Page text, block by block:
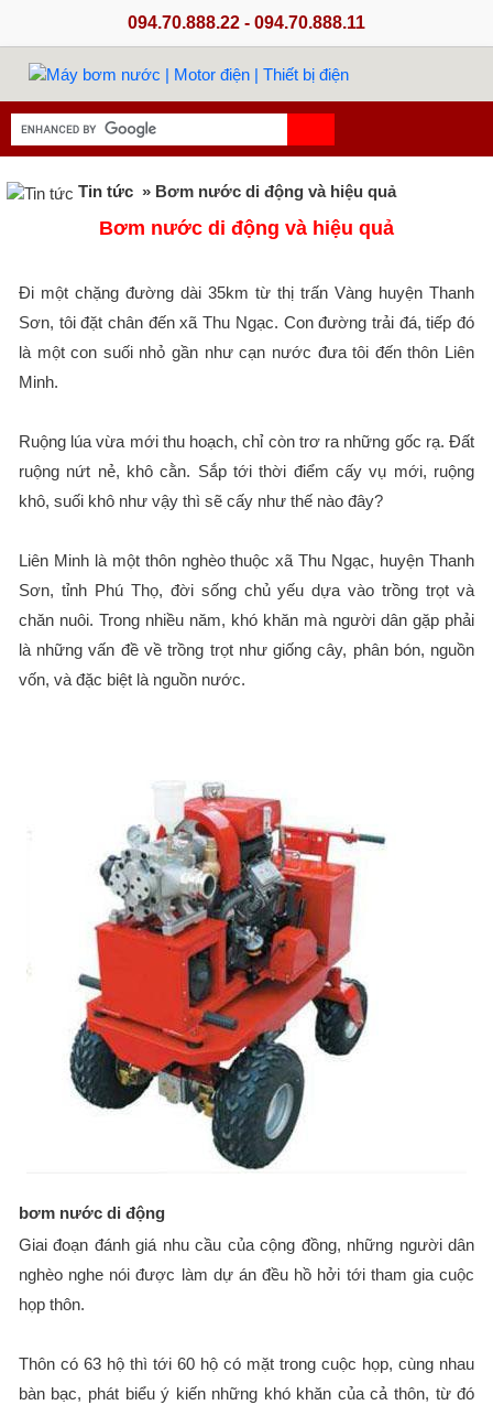
094.70.888.22 - 094.70.888.11
Tin tức » Bơm nước di động và hiệu quả
Bơm nước di động và hiệu quả
Đi một chặng đường dài 35km từ thị trấn Vàng huyện Thanh
Sơn, tôi đặt chân đến xã Thu Ngạc. Con đường trải đá, tiếp đó
là một con suối nhỏ gần như cạn nước đưa tôi đến thôn Liên
Minh.
Ruộng lúa vừa mới thu hoạch, chỉ còn trơ ra những gốc rạ. Đất
ruộng nứt nẻ, khô cằn. Sắp tới thời điểm cấy vụ mới, ruộng
khô, suối khô như vậy thì sẽ cấy như thế nào đây?
Liên Minh là một thôn nghèo thuộc xã Thu Ngạc, huyện Thanh
Sơn, tỉnh Phú Thọ, đời sống chủ yếu dựa vào trồng trọt và
chăn nuôi. Trong nhiều năm, khó khăn mà người dân gặp phải
là những vấn đề về trồng trọt như giống cây, phân bón, nguồn
vốn, và đặc biệt là nguồn nước.
bơm nước di động
Giai đoạn đánh giá nhu cầu của cộng đồng, những người dân
nghèo nghe nói được làm dự án đều hồ hởi tới tham gia cuộc
họp thôn.
Thôn có 63 hộ thì tới 60 hộ có mặt trong cuộc họp, cùng nhau
bàn bạc, phát biểu ý kiến những khó khăn của cả thôn, từ đó